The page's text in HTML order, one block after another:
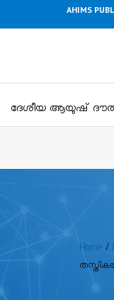
AHIMS
ദേശീയ ആയുഷ്
Home /